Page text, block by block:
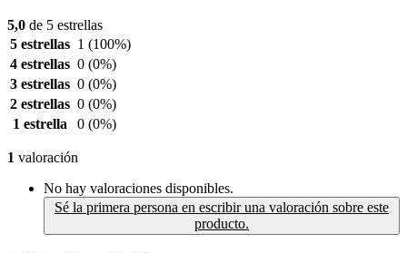
5,0 de 5 estrellas
5 estrellas 1 (100%)
4 estrellas 0 (0%)
3 estrellas 0 (0%)
2 estrellas 0 (0%)
1 estrella
0 (0%)
1 valoración
No hay valoraciones disponibles.
Sé la primera persona en escribir una valoración sobre este
producto.